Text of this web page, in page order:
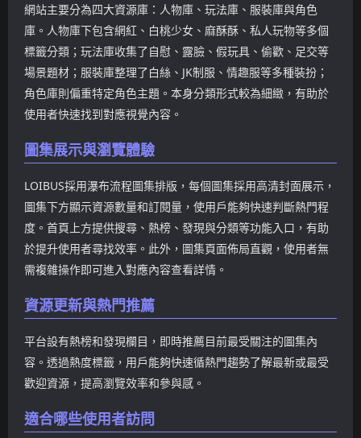
網站主要分為四大資源庫：人物庫、玩法庫、服裝庫與角色
庫。人物庫下包含網紅、白桃少女、麻酥酥、私人玩物等多個
標籤分類；玩法庫收集了自慰、露臉、假玩具、偷歡、足交等
場景題材；服裝庫整理了白絲、JK制服、情趣服等多種裝扮；
角色庫則偏重特定角色主題。本身分類形式較為細緻，有助於
使用者快速找到對應視覺內容。
圖集展示與瀏覽體驗
LOIBUS採用瀑布流程圖集排版，每個圖集採用高清封面展示，
圖集下方顯示資源數量和訂閱量，使用戶能夠快速判斷熱門程
度。首頁上方提供搜尋、熱榜、發現與分類等功能入口，有助
於提升使用者尋找效率。此外，圖集頁面佈局直觀，使用者無
需複雜操作即可進入對應內容查看詳情。
資源更新與熱門推薦
平台設有熱榜和發現欄目，即時推薦目前最受關注的圖集內
容。透過熱度標籤，用戶能夠快速循熱門趨勢了解最新或最受
歡迎資源，提高瀏覽效率和參與感。
適合哪些使用者訪問